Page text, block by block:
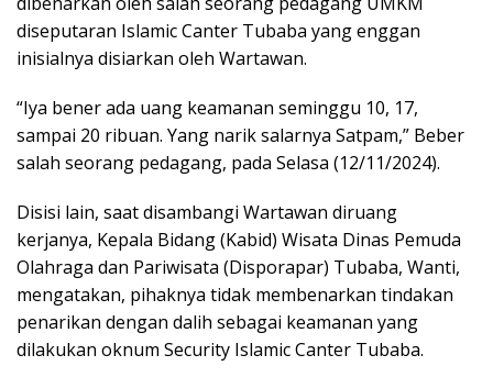
diseputaran Islamic Canter Tubaba yang enggan
inisialnya disiarkan oleh Wartawan.
“Iya bener ada uang keamanan seminggu 10, 17,
sampai 20 ribuan. Yang narik salarnya Satpam,” Beber
salah seorang pedagang, pada Selasa (12/11/2024).
Disisi lain, saat disambangi Wartawan diruang
kerjanya, Kepala Bidang (Kabid) Wisata Dinas Pemuda
Olahraga dan Pariwisata (Disporapar) Tubaba, Wanti,
mengatakan, pihaknya tidak membenarkan tindakan
penarikan dengan dalih sebagai keamanan yang
dilakukan oknum Security Islamic Canter Tubaba.